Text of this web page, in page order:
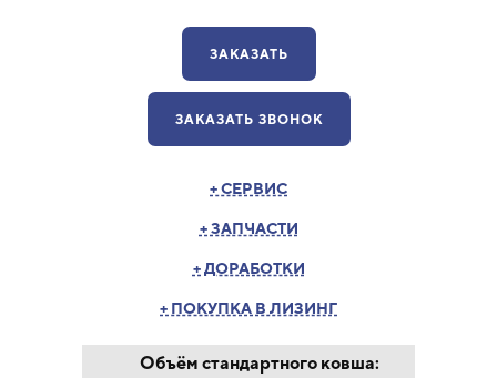
ЗАКАЗАТЬ
ЗАКАЗАТЬ ЗВОНОК
+ СЕРВИС
+ ЗАПЧАСТИ
+ ДОРАБОТКИ
+ ПОКУПКА В ЛИЗИНГ
Объём стандартного ковша: